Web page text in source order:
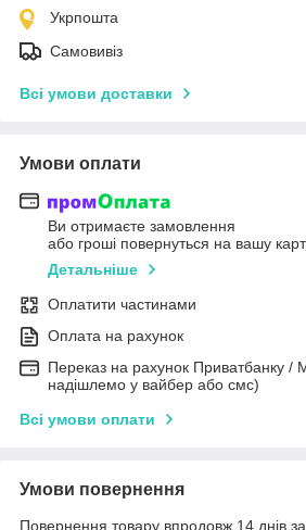
Укрпошта
Самовивіз
Всі умови доставки
Умови оплати
Ви отримаєте замовлення
або гроші повернуться на вашу
Детальніше
Оплатити частинами
Оплата на рахунок
Переказ на рахунок Приватбанку /
надішлемо у вайбер або смс)
Всі умови оплати
Умови повернення
Повернення товару впродовж 14 днів